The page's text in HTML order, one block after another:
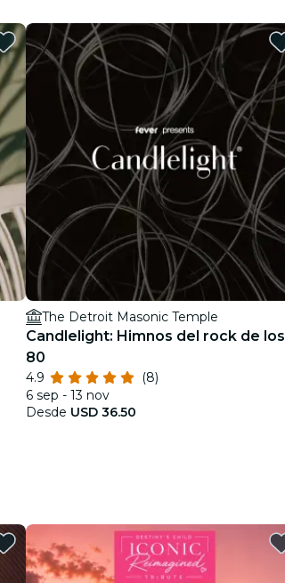
restaurantes
cine
The Detroit Masonic Temple
Candlelight: Himnos del rock de los
80
4.9
(8)
6 sep - 13 nov
Desde USD 36.50